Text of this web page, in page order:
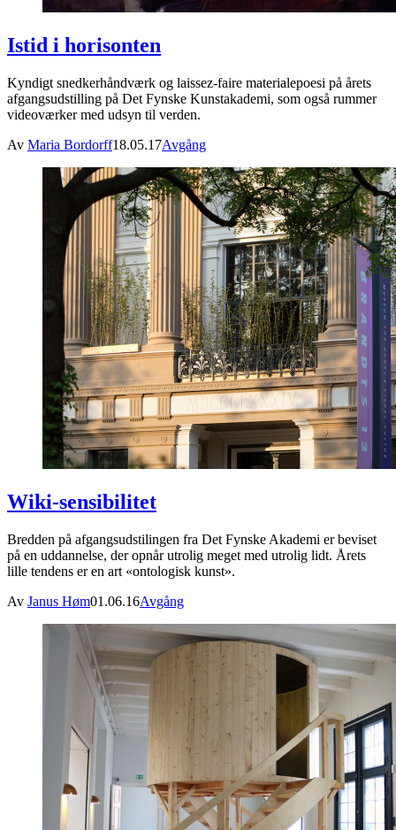
Istid i horisonten
Kyndigt snedkerhåndværk og laissez-faire materialepoesi på årets
afgangsudstilling på Det Fynske Kunstakademi, som også rummer
videoværker med udsyn til verden.
Av Maria Bordorff18.05.17Avgång
Wiki-sensibilitet
Bredden på afgangsudstilingen fra Det Fynske Akademi er beviset
på en uddannelse, der opnår utrolig meget med utrolig lidt. Årets
lille tendens er en art «ontologisk kunst».
Av Janus Høm01.06.16Avgång